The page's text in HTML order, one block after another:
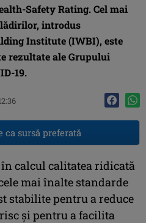
Safety Rating. Cel mai
introdus
Institute (IWBI), este
rezultate ale Grupului
19.
ca sursă preferată
calcul calitatea ridicată
mai înalte standarde
stabilite pentru a reduce
și pentru a facilita